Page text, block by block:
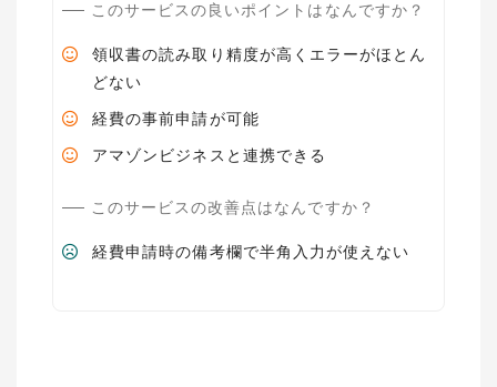
このサービスの良いポイントはなんですか？
領収書の読み取り精度が高くエラーがほとん
どない
経費の事前申請が可能
アマゾンビジネスと連携できる
このサービスの改善点はなんですか？
経費申請時の備考欄で半角入力が使えない